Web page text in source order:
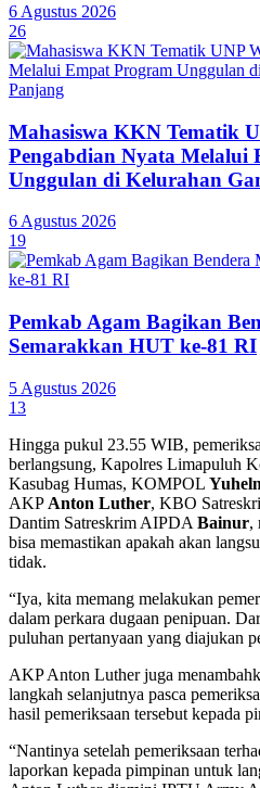
6 Agustus 2026
26
Mahasiswa KKN Tematik
Pengabdian Nyata Melalui
Unggulan di Kelurahan
6 Agustus 2026
19
Pemkab Agam Bagikan
Semarakkan HUT ke-81 RI
5 Agustus 2026
13
Hingga pukul 23.55 WIB,
berlangsung, Kapolres Limapuluh
Kasubag Humas, KOMPOL
AKP Anton Luther, KBO
Dantim Satreskrim AIPDA Bainur,
bisa memastikan apakah akan
tidak.
“Iya, kita memang melakukan
dalam perkara dugaan penipuan.
puluhan pertanyaan yang diajukan
AKP Anton Luther juga
langkah selanjutnya pasca
hasil pemeriksaan tersebut kepada
“Nantinya setelah pemeriksaan
laporkan kepada pimpinan untuk